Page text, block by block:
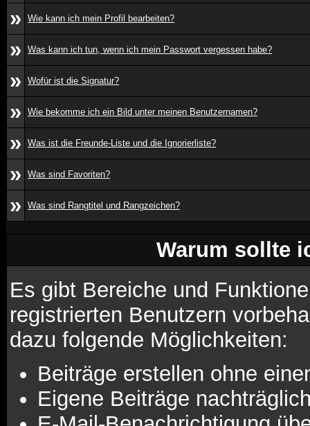
» Wie kann ich mein Profil bearbeiten?
» Was kann ich tun, wenn ich mein Passwort vergessen habe?
» Wofür ist die Signatur?
» Wie bekomme ich ein Bild unter meinen Benutzernamen?
» Was ist die Freunde-Liste und die Ignorierliste?
» Was sind Favoriten?
» Was sind Rangtitel und Rangzeichen?
Warum sollte
Es gibt Bereiche und
registrierten Benutzern
dazu folgende Möglichkeiten:
Beiträge erstellen ohne
Eigene Beiträge